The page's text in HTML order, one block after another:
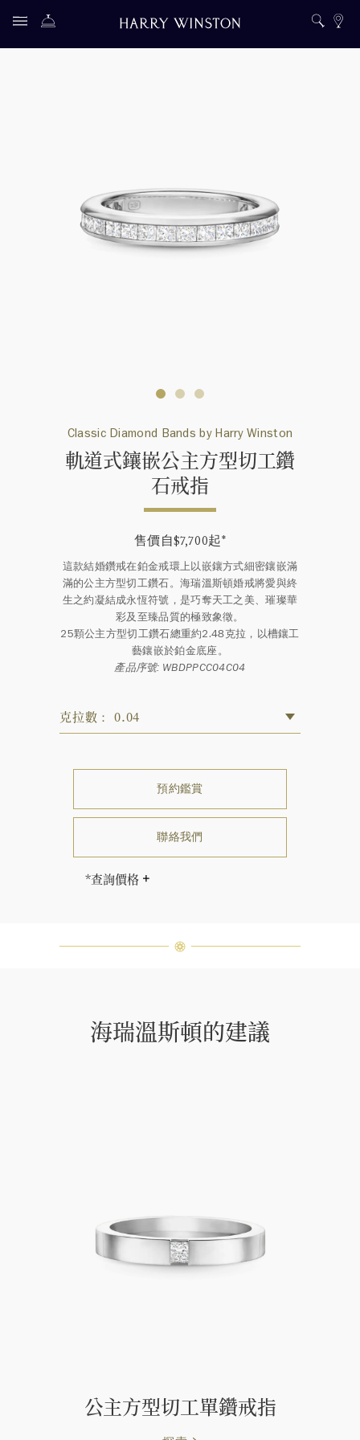
Classic Diamond Bands by Harry Winston
軌道式鑲嵌公主方型切工鑽
石戒指
售價自$7,700起*
這款結婚鑽戒在鉑金戒環上以嵌鑲方式細密鑲嵌滿
滿的公主方型切工鑽石。海瑞溫斯頓婚戒將愛與終
生之約凝結成永恆符號，是巧奪天工之美、璀璨華
彩及至臻品質的極致象徵。
25顆公主方型切工鑽石總重約2.48克拉，以槽鑲工
藝鑲嵌於鉑金底座。
產品序號: WBDPPCC04C04
克拉數： 0.04
預約鑑賞
聯絡我們
*查詢價格
一件高級珠寶作品也是如此：每個寶
海瑞溫斯頓的建議
公主方型切工單鑽戒指